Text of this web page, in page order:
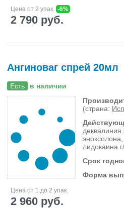
Цена от 2 упак. -6%
2 790 руб.
Ангиноваг спрей 20мл
Есть в наличии
(страна:
деквалиния
лидокаина
Срок
Форма
Цена от 1 до 2 упак.
2 960 руб.